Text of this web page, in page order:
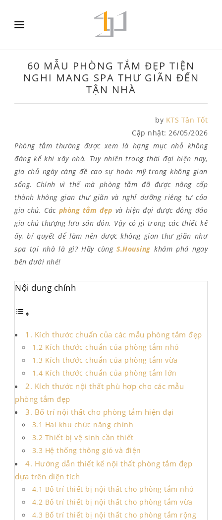
60 MẪU PHÒNG TẮM ĐẸP TIỆN
NGHI MANG SPA THƯ GIÃN ĐẾN
TẬN NHÀ
by KTS Tân Tốt
Cập nhật: 26/05/2026
Phòng tắm thường được xem là hạng mục nhỏ không
đáng kể khi xây nhà. Tuy nhiên trong thời đại hiện nay,
gia chủ ngày càng đề cao sự hoàn mỹ trong không gian
sống. Chính vì thế mà phòng tắm đã được nâng cấp
thành không gian thư giãn và nghỉ dưỡng riêng tư của
gia chủ. Các phòng tắm đẹp và hiện đại được đông đảo
gia chủ thượng lưu săn đón. Vậy có gì trong các thiết kế
ấy, bí quyết để làm nên được không gian thư giãn như
spa tại nhà là gì? Hãy cùngS.Housing khám phá ngay
bên dưới nhé!
Nội dung chính
1. Kích thước chuẩn của các mẫu phòng tắm đẹp
1.2 Kích thước chuẩn của phòng tắm nhỏ
1.3 Kích thước chuẩn của phòng tắm vừa
1.4 Kích thước chuẩn của phòng tắm lớn
2. Kích thước nội thất phù hợp cho các mẫu
phòng tắm đẹp
3. Bố trí nội thất cho phòng tắm hiện đại
3.1 Hai khu chức năng chính
3.2 Thiết bị vệ sinh cần thiết
3.3 Hệ thống thông gió và điện
4. Hướng dẫn thiết kế nội thất phòng tắm đẹp
dựa trên diện tích
4.1 Bố trí thiết bị nội thất cho phòng tắm nhỏ
4.2 Bố trí thiết bị nội thất cho phòng tắm vừa
4.3 Bố trí thiết bị nội thất cho phòng tắm rộng